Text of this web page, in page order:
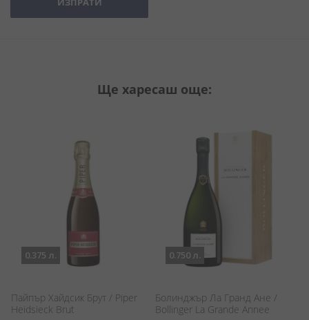
Ще харесаш още:
0.375 л.
Пайпър Хайдсик Брут / Piper
Heidsieck Brut
0.750 л.
Болинджър Ла Гранд Ане /
Bollinger La Grande Annee